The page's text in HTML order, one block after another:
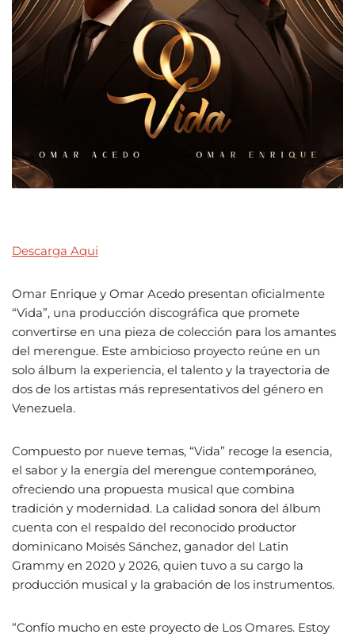
Descarga Aqui
Omar Enrique y Omar Acedo presentan oficialmente
“Vida”, una producción discográfica que promete
convertirse en una pieza de colección para los amantes
del merengue. Este ambicioso proyecto reúne en un
solo álbum la experiencia, el talento y la trayectoria de
dos de los artistas más representativos del género en
Venezuela.
Compuesto por nueve temas, “Vida” recoge la esencia,
el sabor y la energía del merengue contemporáneo,
ofreciendo una propuesta musical que combina
tradición y modernidad. La calidad sonora del álbum
cuenta con el respaldo del reconocido productor
dominicano Moisés Sánchez, ganador del Latin
Grammy en 2020 y 2026, quien tuvo a su cargo la
producción musical y la grabación de los instrumentos.
“Confío mucho en este proyecto de Los Omares. Estoy